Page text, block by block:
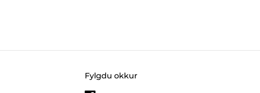
Fylgdu okkur